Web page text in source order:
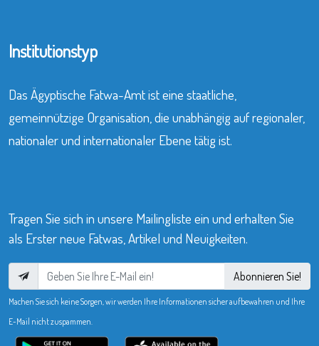
Institutionstyp
Das Ägyptische Fatwa-Amt ist eine staatliche,
gemeinnützige Organisation, die unabhängig auf regionaler,
nationaler und internationaler Ebene tätig ist.
Tragen Sie sich in unsere Mailingliste ein und erhalten Sie
als Erster neue Fatwas, Artikel und Neuigkeiten.
Abonnieren Sie!
Machen Sie sich keine Sorgen, wir werden Ihre Informationen sicher aufbewahren und Ihre
E-Mail nicht zuspammen.